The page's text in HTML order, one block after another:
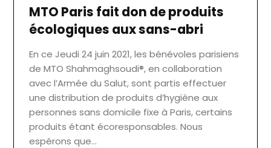
MTO Paris fait don de produits
écologiques aux sans-abri
En ce Jeudi 24 juin 2021, les bénévoles parisiens
de MTO Shahmaghsoudi®, en collaboration
avec l’Armée du Salut, sont partis effectuer
une distribution de produits d’hygiène aux
personnes sans domicile fixe à Paris, certains
produits étant écoresponsables. Nous
espérons que…